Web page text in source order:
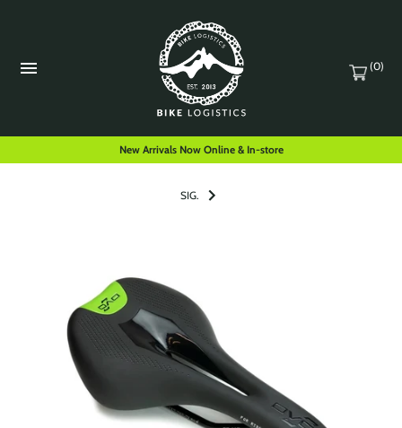
(0)
New Arrivals Now Online & In-store
SIG.